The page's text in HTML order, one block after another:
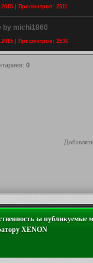
| Просмотров: 2311
by michi1860
| Просмотров: 2536
: 0
за публикуемые
XENON